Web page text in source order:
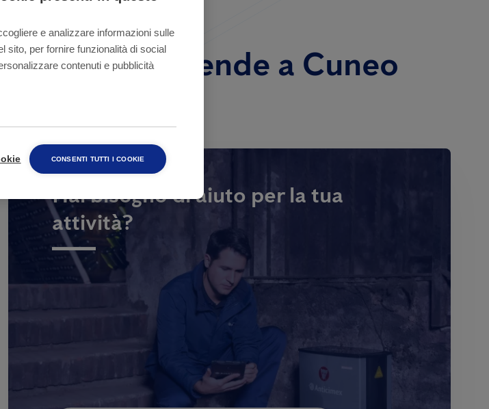
privati ​​e aziende a Cuneo
Hai bisogno di aiuto per la tua
attività?
e analizzare informazioni sulle
sito, per fornire funzionalità di social
contenuti e pubblicità
CONSENTI TUTTI I COOKIE